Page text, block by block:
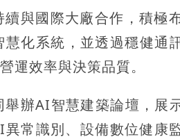
與國際大廠合作，積極
化系統，並透過穩健通
運效率與決策品質。
辦AI智慧建築論壇，展
常識別、設備數位健康